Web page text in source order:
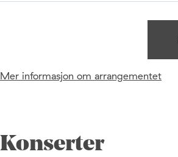
Mer informasjon om arrangementet
Konserter